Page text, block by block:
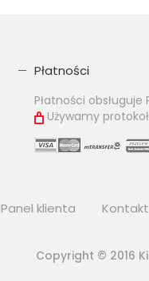
Płatności
Płatności
Używamy
Panel klienta Kontakt
Copyright © 2016